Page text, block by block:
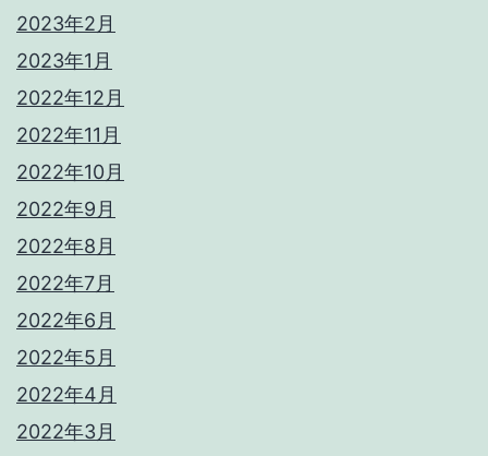
2023年2月
2023年1月
2022年12月
2022年11月
2022年10月
2022年9月
2022年8月
2022年7月
2022年6月
2022年5月
2022年4月
2022年3月